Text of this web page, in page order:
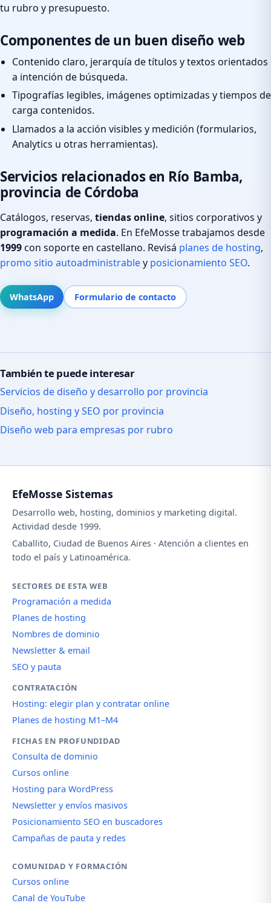
tu rubro y presupuesto.
Componentes de un buen diseño web
Contenido claro, jerarquía de títulos y textos orientados
a intención de búsqueda.
Tipografías legibles, imágenes optimizadas y tiempos de
carga contenidos.
Llamados a la acción visibles y medición (formularios,
Analytics u otras herramientas).
Servicios relacionados en Río Bamba,
provincia de Córdoba
Catálogos, reservas, tiendas online, sitios corporativos y
programación a medida. En EfeMosse trabajamos desde
1999con soporte en castellano. Revisá planes de hosting,
promo sitio autoadministrabley posicionamiento SEO.
WhatsApp Formulario de contacto
También te puede interesar
Servicios de diseño y desarrollo por provincia
Diseño, hosting y SEO por provincia
Diseño web para empresas por rubro
EfeMosse Sistemas
Desarrollo web, hosting, dominios y marketing digital.
Actividad desde 1999.
Caballito, Ciudad de Buenos Aires · Atención a clientes en
todo el país y Latinoamérica.
SECTORES DE ESTA WEB
Programación a medida
Planes de hosting
Nombres de dominio
Newsletter & email
SEO y pauta
CONTRATACIÓN
Hosting: elegir plan y contratar online
Planes de hosting M1–M4
FICHAS EN PROFUNDIDAD
Consulta de dominio
Cursos online
Hosting para WordPress
Newsletter y envíos masivos
Posicionamiento SEO en buscadores
Campañas de pauta y redes
COMUNIDAD Y FORMACIÓN
Cursos online
Canal de YouTube